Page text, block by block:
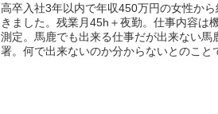
高卒入社3年以内で年収450万円の女性か
きました。残業月45h＋夜勤。仕事内容
測定。馬鹿でも出来る仕事だが出来ない馬
署。何で出来ないのか分からないとのこと